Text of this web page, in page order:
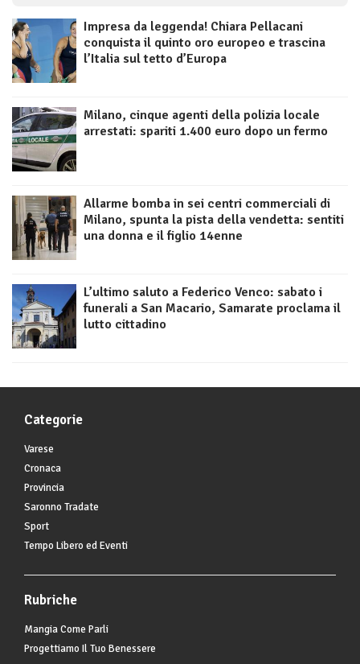
Impresa da leggenda! Chiara Pellacani
conquista il quinto oro europeo e trascina
l’Italia sul tetto d’Europa
Milano, cinque agenti della polizia locale
arrestati: spariti 1.400 euro dopo un fermo
Allarme bomba in sei centri commerciali di
Milano, spunta la pista della vendetta: sentiti
una donna e il figlio 14enne
L’ultimo saluto a Federico Venco: sabato i
funerali a San Macario, Samarate proclama il
lutto cittadino
Categorie
Varese
Cronaca
Provincia
Saronno Tradate
Sport
Tempo Libero ed Eventi
Rubriche
Mangia Come Parli
Progettiamo Il Tuo Benessere